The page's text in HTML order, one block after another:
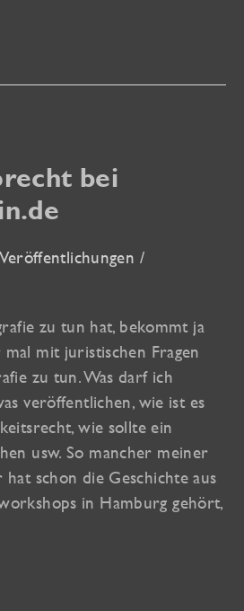
bei
Veröffentlichungen /
zu tun hat, bekommt ja
mit juristischen Fragen
zu tun. Was darf ich
veröffentlichen, wie ist es
wie sollte ein
usw. So mancher meiner
schon die Geschichte aus
in Hamburg gehört,